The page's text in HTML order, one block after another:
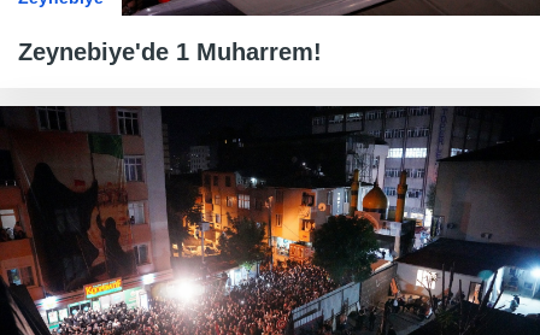
Zeynebiye'de 1 Muharrem!